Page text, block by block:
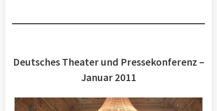
Deutsches Theater und Pressekonferenz –
Januar 2011